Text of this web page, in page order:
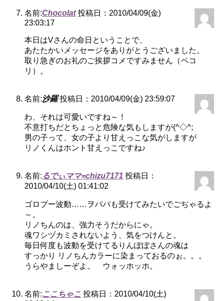
名前:Chocolat 投稿日：2010/04/09(金)
23:03:17
本日はVさんの命日ということで、
あたたかいメッセージをありがとうございました。
取り急ぎのお礼のご挨拶コメですみません（ペコ
リ）。
名前:沙羅 投稿日：2010/04/09(金) 23:59:07
わ、それは可愛いですね～！
不意打ちだとちょっと危険な気もしますが(^◇^;
男の子って、女の子より甘えっこな気がしますが
リノくんはホント甘えっこですね♪
名前:るでぃママ=chizu7171 投稿日：
2010/04/10(土) 01:41:02
ゴロブー波動……ヲババも受けてみたいでごぢゃるよ
～。
リノちんのは、強力そうだからにゃ。
魂ワシヅカミされないよう、気をつけんと。
毎日何度も波動を受けてるりんぽぽさんの魂は
すっかり リノちんカラーに染まっておるのぉ。。。
うらやましーぞよ。 ウォッホッホ。
名前:ここちゃこ 投稿日：2010/04/10(土)